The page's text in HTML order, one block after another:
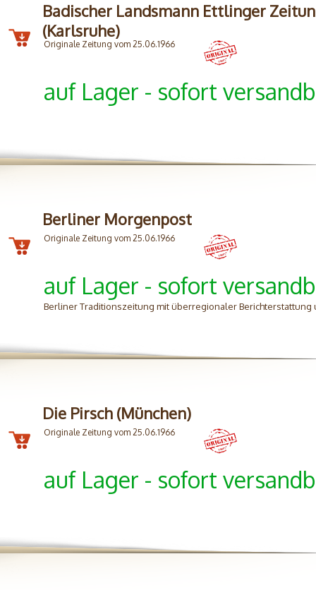
Badischer Landsmann Ettlinger
(Karlsruhe)
Originale Zeitung vom 25.06.1966
auf Lager - sofort
Berliner Morgenpost
Originale Zeitung vom 25.06.1966
auf Lager - sofort
Berliner Traditionszeitung mit überregionaler
Die Pirsch (München)
Originale Zeitung vom 25.06.1966
auf Lager - sofort